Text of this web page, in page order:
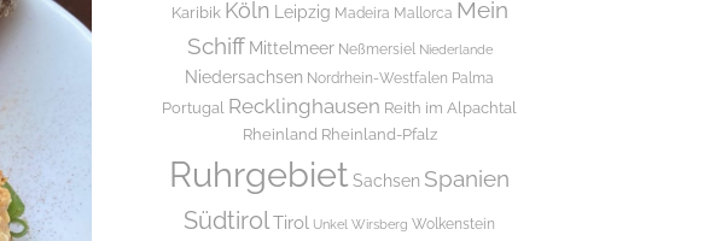
Karibik Köln Leipzig Madeira Mallorca Mein
Schiff Mittelmeer Neßmersiel Niederlande
Niedersachsen Nordrhein-Westfalen Palma
Portugal Recklinghausen Reith im Alpachtal
Rheinland Rheinland-Pfalz
Ruhrgebiet Sachsen Spanien
SüdtirolTirol Unkel Wirsberg Wolkenstein